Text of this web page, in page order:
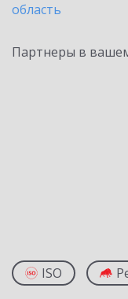
область
Партнеры в
ISO